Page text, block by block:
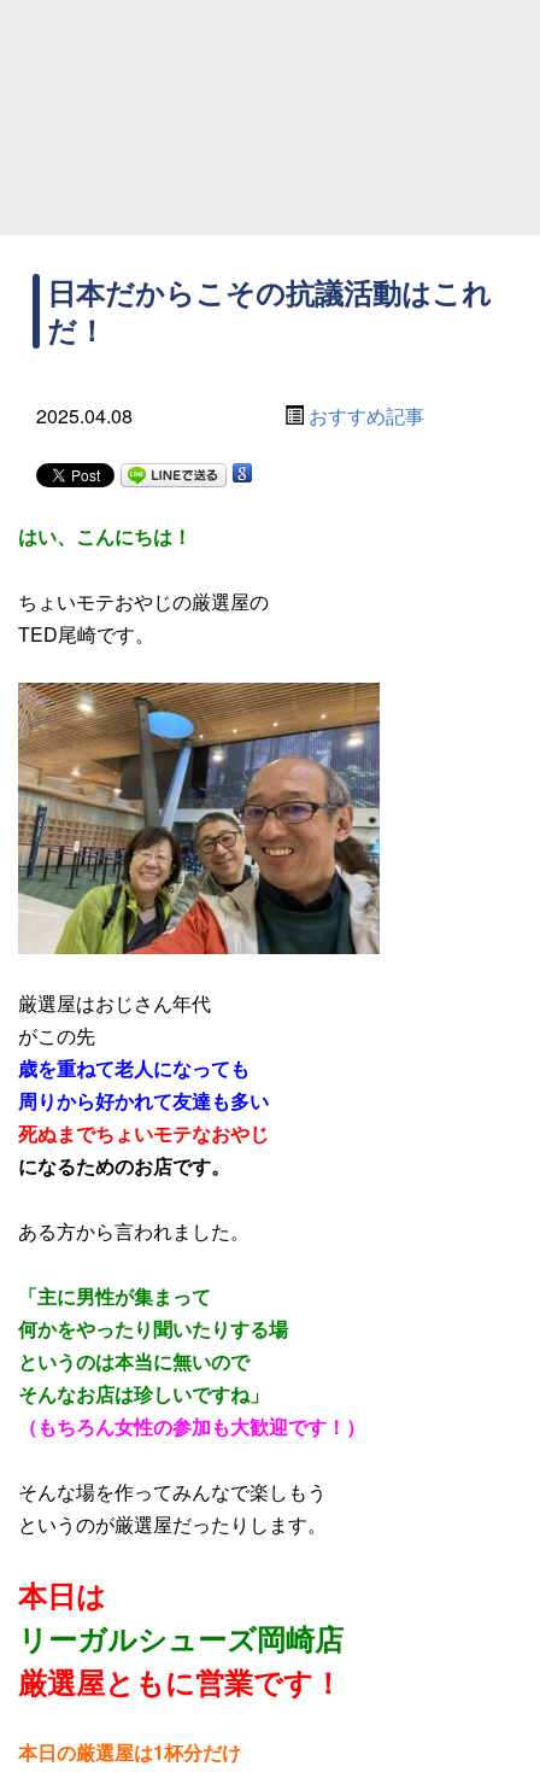
日本だからこその抗議活動はこれ
だ！
2025.04.08 おすすめ記事
はい、こんにちは！
ちょいモテおやじの厳選屋の
TED尾崎です。
厳選屋はおじさん年代
がこの先
歳を重ねて老人になっても
周りから好かれて友達も多い
死ぬまでちょいモテなおやじ
になるためのお店です。
ある方から言われました。
「主に男性が集まって
何かをやったり聞いたりする場
というのは本当に無いので
そんなお店は珍しいですね」
（もちろん女性の参加も大歓迎です！）
そんな場を作ってみんなで楽しもう
というのが厳選屋だったりします。
本日は
リーガルシューズ岡崎店
厳選屋ともに営業です！
本日の厳選屋は1杯分だけ